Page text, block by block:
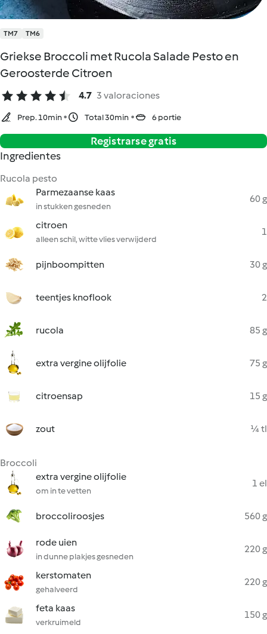
TM7 TM6
Griekse Broccoli met Rucola Salade Pesto en
Geroosterde Citroen
4.7 3 valoraciones
Prep. 10min Total 30min 6 portie
Registrarse gratis
Ingredientes
Rucola pesto
Parmezaanse kaas
in stukken gesneden
60 g
citroen
alleen schil, witte vlies verwijderd
1
pijnboompitten 30 g
teentjes knoflook 2
rucola 85 g
extra vergine olijfolie 75 g
citroensap 15 g
zout ¼ tl
Broccoli
extra vergine olijfolie
om in te vetten
1 el
broccoliroosjes 560 g
rode uien
in dunne plakjes gesneden
220 g
kerstomaten
gehalveerd
220 g
feta kaas
verkruimeld
150 g